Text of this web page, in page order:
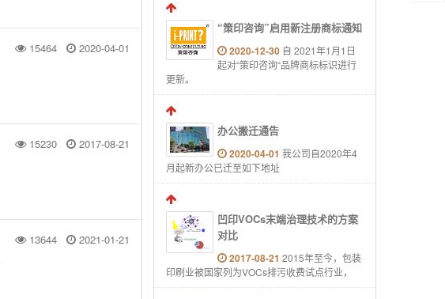
15464 2020-04-01
15230 2017-08-21
13644 2021-01-21
“策印咨询”启用新注册商标通知
2020-12-30 自 2021年1月1日
起对“策印咨询“品牌商标标识进行
更新。
办公搬迁通告
2020-04-01 我公司自2020年4
月起新办公已迁至如下地址
凹印VOCs末端治理技术的方案
对比
2017-08-21 2015年至今，包装
印刷业被国家列为VOCs排污收费试点行业，